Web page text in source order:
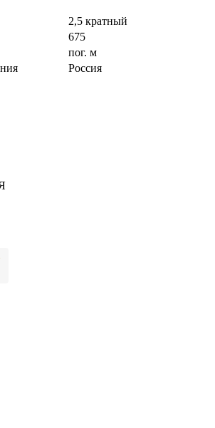
2,5 кратный
675
пог. м
Россия